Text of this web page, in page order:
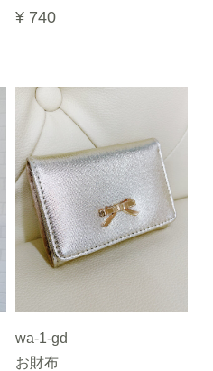
¥ 740
wa-1-gd
お財布